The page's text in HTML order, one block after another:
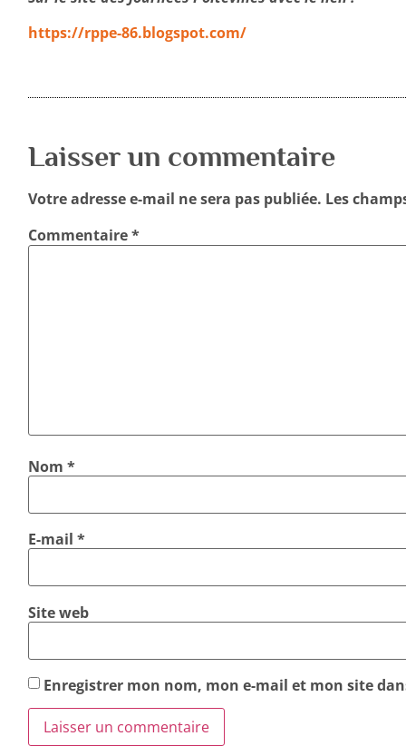
https://rppe-86.blogspot.com/
Laisser un commentaire
Votre adresse e-mail ne sera pas publiée. Les
Commentaire*
Nom*
E-mail*
Site web
Enregistrer mon nom, mon e-mail et mon site